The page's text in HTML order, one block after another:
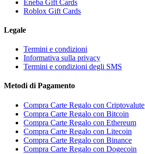
Eneba Gift Cards
Roblox Gift Cards
Legale
Termini e condizioni
Informativa sulla privacy
Termini e condizioni degli SMS
Metodi di Pagamento
Compra Carte Regalo con Criptovalute
Compra Carte Regalo con Bitcoin
Compra Carte Regalo con Ethereum
Compra Carte Regalo con Litecoin
Compra Carte Regalo con Binance
Compra Carte Regalo con Dogecoin